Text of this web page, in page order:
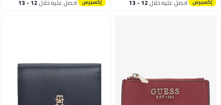
احصل عليه خلال 12 - 13 احصل عليه خلال 12 - 13